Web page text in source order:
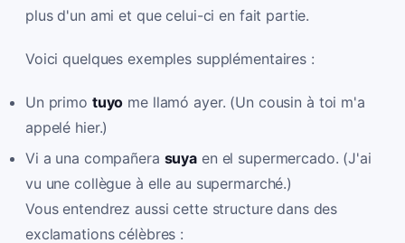
plus d'un ami et que celui-ci en fait partie.
Voici quelques exemples supplémentaires :
Un primo tuyo me llamó ayer. (Un cousin à toi m'a
appelé hier.)
Vi a una compañera suya en el supermercado. (J'ai
vu une collègue à elle au supermarché.)
Vous entendrez aussi cette structure dans des
exclamations célèbres :